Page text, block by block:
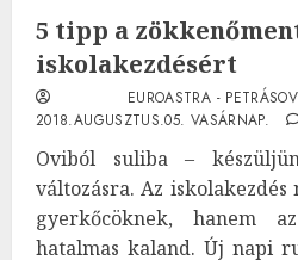
5 tipp a
iskolakezdésért
EUROASTRA -
2018.AUGUSZTUS.05. VASÁRNAP.
Oviból suliba –
változásra. Az iskolakezdés
gyerkőcöknek, hanem
hatalmas kaland. Új napi